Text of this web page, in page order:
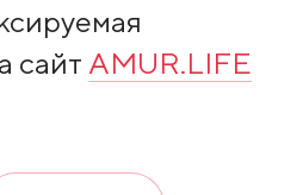
сайт AMUR.LIFE